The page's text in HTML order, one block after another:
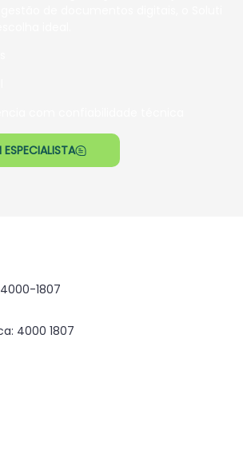
1807
4000 1807